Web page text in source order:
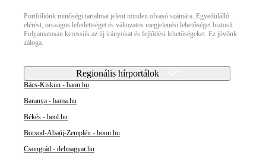
Portfóliónk minőségi tartalmat jelent minden olvasó számára. Egyedülálló
elérést, országos lefedettséget és változatos megjelenési lehetőséget biztosít.
Folyamatosan keressük az új irányokat és fejlődési lehetőségeket. Ez jövőnk
záloga.
Regionális hírportálok
Bács-Kiskun - baon.hu
Baranya - bama.hu
Békés - beol.hu
Borsod-Abaúj-Zemplén - boon.hu
Csongrád - delmagyar.hu